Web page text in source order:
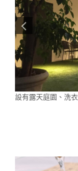
設有露天庭園、洗